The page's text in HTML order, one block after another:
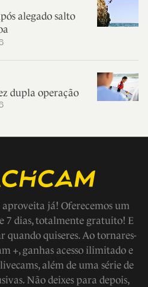
alegado salto
dupla operação
aproveita já! Oferecemos um
7 dias, totalmente gratuito! E
quando quiseres. Ao tornares-
+, ganhas acesso ilimitado e
além de uma série de
Não deixes para depois,